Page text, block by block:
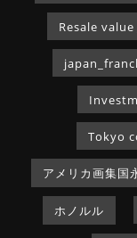
Resale value
Tokyo
アメリカ画集国
ホノルル